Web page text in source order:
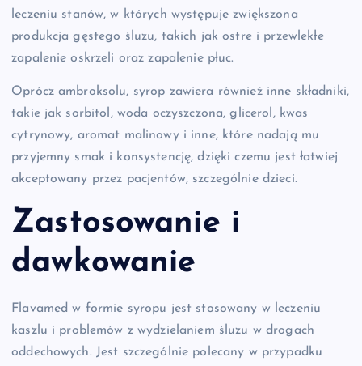
leczeniu stanów, w których występuje zwiększona
produkcja gęstego śluzu, takich jak ostre i przewlekłe
zapalenie oskrzeli oraz zapalenie płuc.
Oprócz ambroksolu, syrop zawiera również inne składniki,
takie jak sorbitol, woda oczyszczona, glicerol, kwas
cytrynowy, aromat malinowy i inne, które nadają mu
przyjemny smak i konsystencję, dzięki czemu jest łatwiej
akceptowany przez pacjentów, szczególnie dzieci.
Zastosowanie i
dawkowanie
Flavamed w formie syropu jest stosowany w leczeniu
kaszlu i problemów z wydzielaniem śluzu w drogach
oddechowych. Jest szczególnie polecany w przypadku